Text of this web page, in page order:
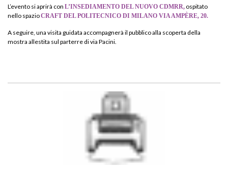
L’evento si aprirà con L’INSEDIAMENTO DEL NUOVO CDMRR, ospitato
nello spazioCRAFT DEL POLITECNICO DI MILANO VIA AMPÈRE, 20.
A seguire, una visita guidata accompagnerà il pubblico alla scoperta della
mostra allestita sul parterre di via Pacini.